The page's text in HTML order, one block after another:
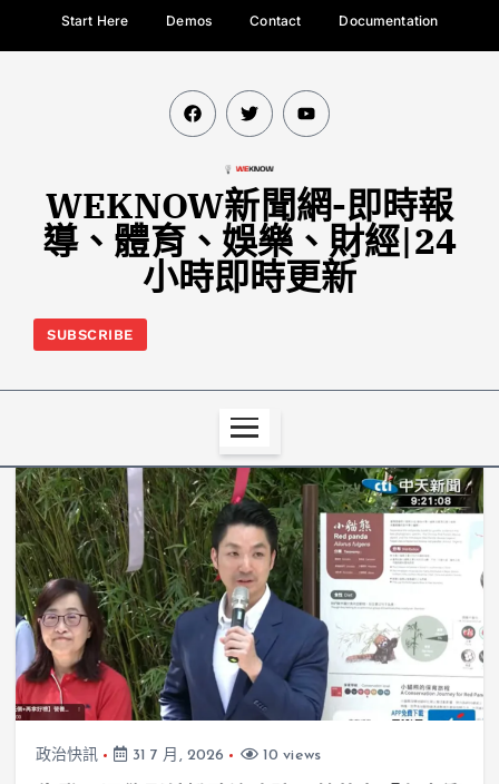
Start Here Demos Contact Documentation
WEKNOW新聞網-即時報
導、體育、娛樂、財經|24
小時即時更新
SUBSCRIBE
政治快訊 31 7 月, 2026 10 views